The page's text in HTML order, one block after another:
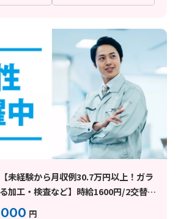
【未経験から月収例30.7万円以上！ガラ
加工・検査など】時給1600円/2交替/
釣井/土日祝休み/残業少なめ/即入寮OK/
円